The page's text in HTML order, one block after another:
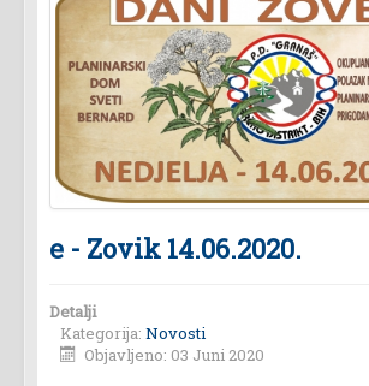
e - Zovik 14.06.2020.
Detalji
Kategorija: Novosti
Objavljeno: 03 Juni 2020